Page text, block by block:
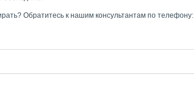
Обратитесь к нашим консультантам по телефону: